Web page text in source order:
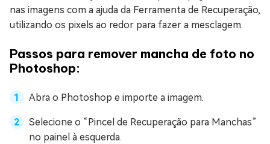
nas imagens com a ajuda da Ferramenta de Recuperação,
utilizando os pixels ao redor para fazer a mesclagem.
Passos para remover mancha de foto no
Photoshop:
Abra o Photoshop e importe a imagem.
Selecione o “Pincel de Recuperação para Manchas”
no painel à esquerda.